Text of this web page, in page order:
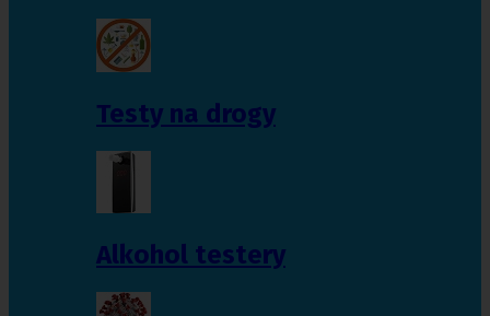
Testy na drogy
Alkohol testery